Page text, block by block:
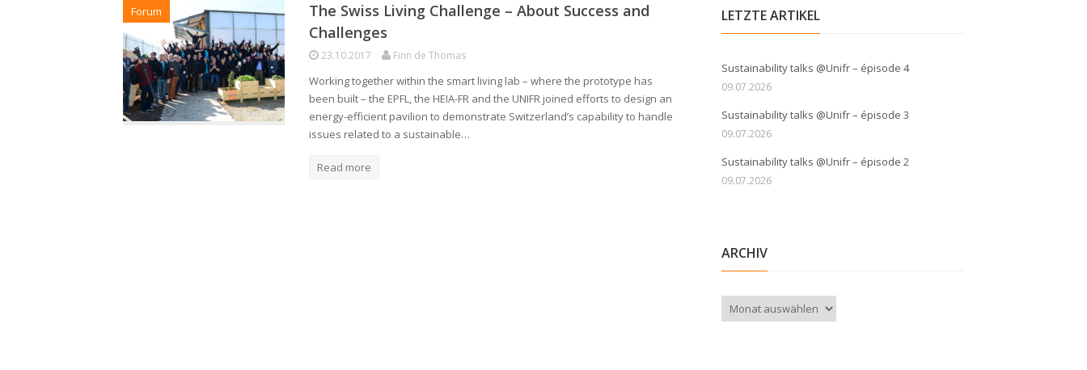
Forum
The Swiss Living Challenge – About Success and
Challenges
23.10.2017 Finn de Thomas
Working together within the smart living lab – where the prototype has
been built – the EPFL, the HEIA-FR and the UNIFR joined efforts to design an
energy-efficient pavilion to demonstrate Switzerland’s capability to handle
issues related to a sustainable…
Read more
LETZTE ARTIKEL
Sustainability talks @Unifr – épisode 4
09.07.2026
Sustainability talks @Unifr – épisode 3
09.07.2026
Sustainability talks @Unifr – épisode 2
09.07.2026
ARCHIV
Archiv